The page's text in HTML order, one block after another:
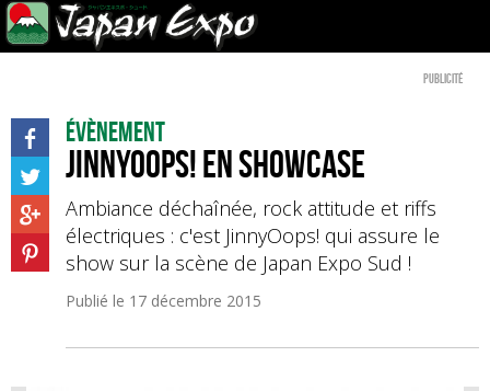
Publicité
Évènement
JinnyOops! en showcase
Ambiance déchaînée, rock attitude et riffs
électriques : c'est JinnyOops! qui assure le
show sur la scène de Japan Expo Sud !
Publié le 17 décembre 2015